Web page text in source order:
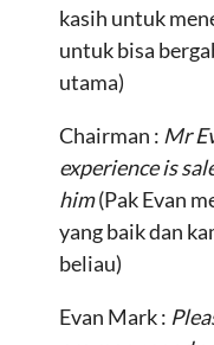
kasih untuk
untuk bisa
utama)
Chairman : Mr
experience is
him(Pak Evan
yang baik dan
beliau)
Evan Mark :